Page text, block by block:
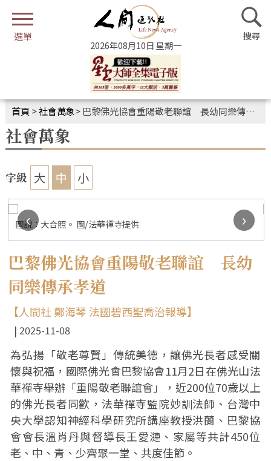
2026年08月10日 星期一
首頁 >社會萬象>巴黎佛光協會重陽敬老聯誼 長幼同樂傳承孝道
社會萬象
字級 大 中 小
圖說：大合照。 圖/法華禪寺提供
‹
›
巴黎佛光協會重陽敬老聯誼 長幼
同樂傳承孝道
【人間社 鄭海琴 法國碧西聖喬治報導】
2025-11-08
為弘揚「敬老尊賢」傳統美德，讓佛光長者感受關
懷與祝福，國際佛光會巴黎協會11月2日在佛光山法
華禪寺舉辦「重陽敬老聯誼會」，近200位70歲以上
的佛光長者同歡，法華禪寺監院妙訓法師、台灣中
央大學認知神經科學研究所講座教授洪蘭、巴黎協
會會長溫肖丹與督導長王愛漣、家屬等共計450位
老、中、青、少齊聚一堂、共度佳節。